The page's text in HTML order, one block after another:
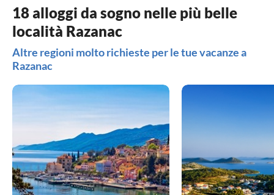
18 alloggi da sogno nelle più belle
località Razanac
Altre regioni molto richieste per le tue vacanze a
Razanac